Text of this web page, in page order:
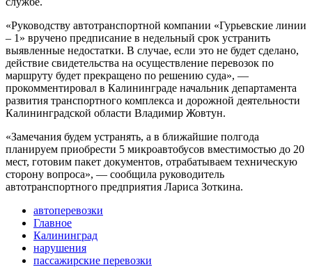
«Руководству автотранспортной компании «Гурьевские линии
– 1» вручено предписание в недельный срок устранить
выявленные недостатки. В случае, если это не будет сделано,
действие свидетельства на осуществление перевозок по
маршруту будет прекращено по решению суда», —
прокомментировал в Калининграде начальник департамента
развития транспортного комплекса и дорожной деятельности
Калининградской области Владимир Жовтун.
«Замечания будем устранять, а в ближайшие полгода
планируем приобрести 5 микроавтобусов вместимостью до 20
мест, готовим пакет документов, отрабатываем техническую
сторону вопроса», — сообщила руководитель
автотранспортного предприятия Лариса Зоткина.
автоперевозки
Главное
Калининград
нарушения
пассажирские перевозки